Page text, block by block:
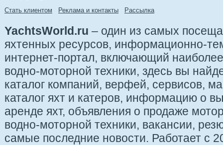
Стать клиентом Реклама и контакты Рассылка
YachtsWorld.ru – один из самых
яхтенных ресурсов, информационно-
интернет-портал, включающий
водно-моторной техники, здесь вы
каталог компаний, верфей, сервисов,
каталог яхт и катеров, информацию о
аренде яхт, объявления о продаже
водно-моторной техники, вакансии,
самые последние новости. Работает с